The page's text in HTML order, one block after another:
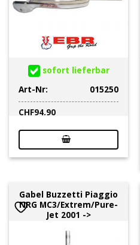
sofort lieferbar
Art-Nr:
015250
CHF94.90
Gabel Buzzetti Piaggio
NRG MC3/Extrem/Pure-
Jet 2001 ->